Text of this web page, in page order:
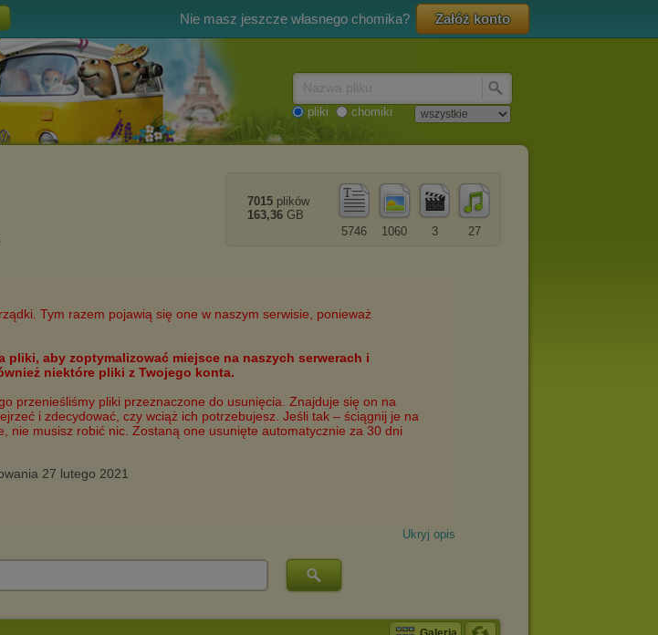
Nie masz jeszcze własnego chomika? Załóż konto
pliki chomiki
27
3
1060
5746
7015 plików
163,36 GB
Ukryj opis